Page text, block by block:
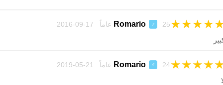
Romario ♂ 25 عاماً 17-09-2016 ★
★
★
★
Romario ♂ 24 عاماً 21-05-2019 ★
★
★
★